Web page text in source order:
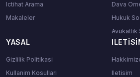
Ictihat Arama
Makaleler
Dava
Hukuk
YASAL
Gizlilik Politikasi
Kullanim Kosullari
Iletisim